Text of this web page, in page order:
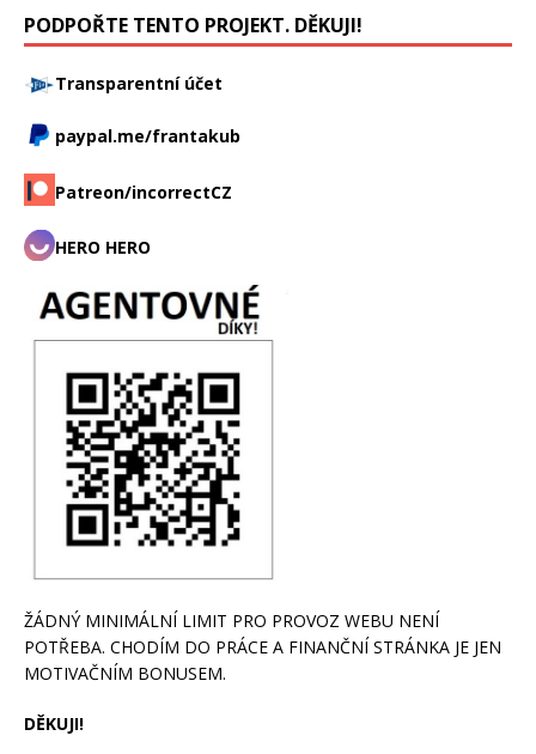
PODPOŘTE TENTO PROJEKT. DĚKUJI!
Transparentní účet
paypal.me/frantakub
Patreon/incorrectCZ
HERO HERO
ŽÁDNÝ MINIMÁLNÍ LIMIT PRO PROVOZ WEBU NENÍ
POTŘEBA. CHODÍM DO PRÁCE A FINANČNÍ STRÁNKA JE JEN
MOTIVAČNÍM BONUSEM.
DĚKUJI!